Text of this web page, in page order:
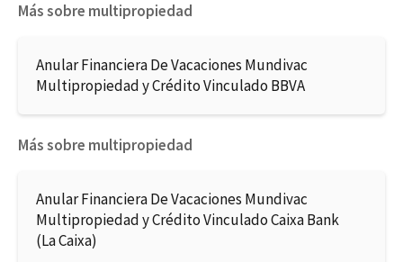
Más sobre multipropiedad
Anular Financiera De Vacaciones Mundivac
Multipropiedad y Crédito Vinculado BBVA
Más sobre multipropiedad
Anular Financiera De Vacaciones Mundivac
Multipropiedad y Crédito Vinculado Caixa Bank
(La Caixa)